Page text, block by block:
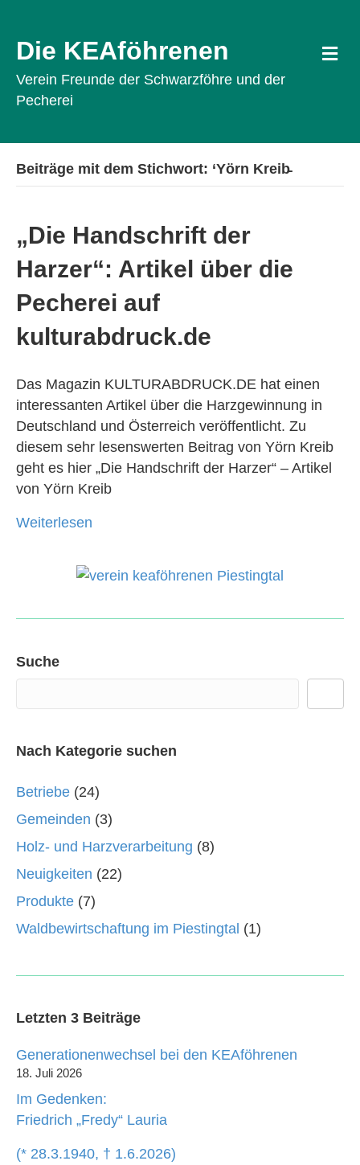
Die KEAföhrenen
Verein Freunde der Schwarzföhre und der
Pecherei
Beiträge mit dem Stichwort: ‘Yörn Kreib̵
„Die Handschrift der
Harzer“: Artikel über die
Pecherei auf
kulturabdruck.de
Das Magazin KULTURABDRUCK.DE hat einen
interessanten Artikel über die Harzgewinnung in
Deutschland und Österreich veröffentlicht. Zu
diesem sehr lesenswerten Beitrag von Yörn Kreib
geht es hier „Die Handschrift der Harzer“ – Artikel
von Yörn Kreib
Weiterlesen
Suche
Nach Kategorie suchen
Betriebe (24)
Gemeinden (3)
Holz- und Harzverarbeitung (8)
Neuigkeiten (22)
Produkte (7)
Waldbewirtschaftung im Piestingtal (1)
Letzten 3 Beiträge
Generationenwechsel bei den KEAföhrenen
18. Juli 2026
Im Gedenken:
Friedrich „Fredy“ Lauria
(* 28.3.1940, † 1.6.2026)